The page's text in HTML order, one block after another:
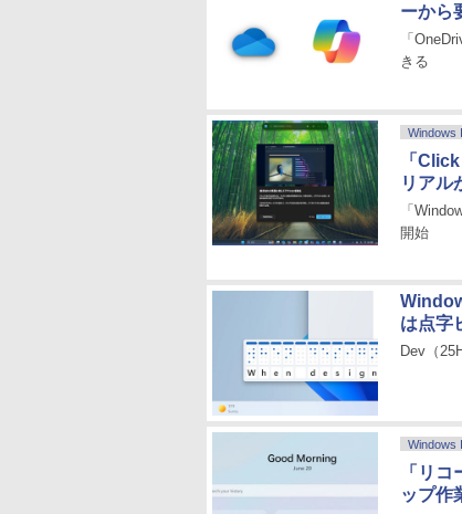
ーから
「
きる
Windows
「
リアル
「
開始
は点字
Dev（
Windows
「リ
ップ作